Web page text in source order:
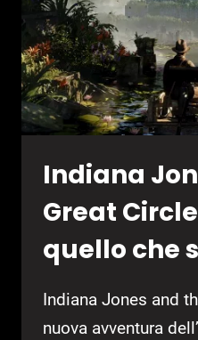
Indiana
Great
quello che
Indiana Jones and
nuova avventura